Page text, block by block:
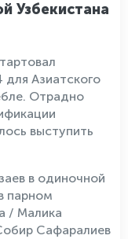
Узбекистана
Азиатского
Отрадно
выступить
в одиночной
парном
/ Малика
Сафаралиев